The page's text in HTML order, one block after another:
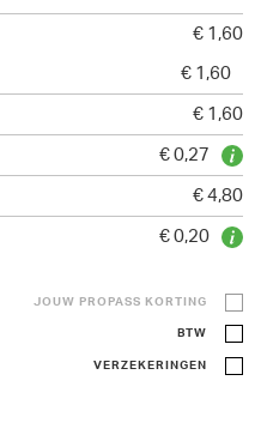
€ 1,60
€ 1,60
€ 1,60
€ 0,27
€ 4,80
€ 0,20
JOUW PROPASS KORTING
BTW
VERZEKERINGEN